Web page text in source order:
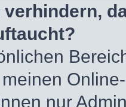
verhindern,
nur